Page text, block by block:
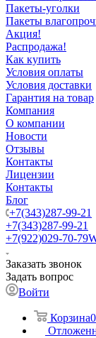
Пакеты-уголки
Пакеты
Акция!
Распродажа!
Как купить
Условия оплаты
Условия доставки
Гарантия на товар
Компания
О компании
Новости
Отзывы
Контакты
Лицензии
Контакты
Блог
+7(343)287-99-21
+7(343)287-99-21
+7(922)029-70-79
Заказать звонок
Задать вопрос
Войти
Корзина0